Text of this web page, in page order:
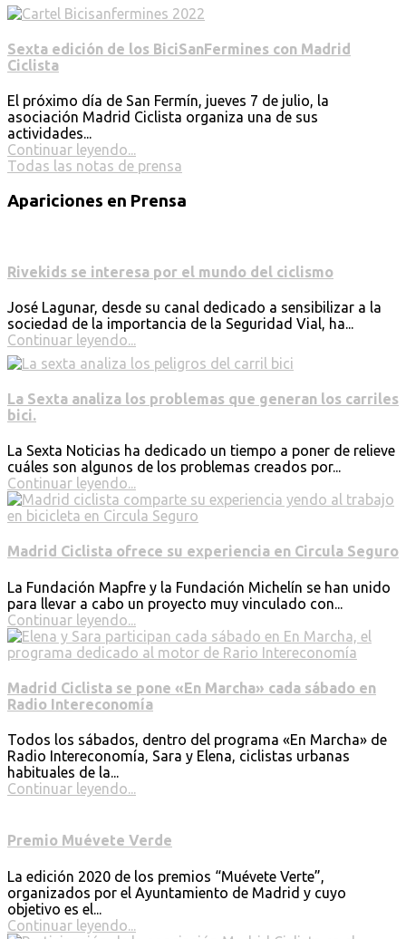
Sexta edición de los BiciSanFermines con Madrid
Ciclista
El próximo día de San Fermín, jueves 7 de julio, la
asociación Madrid Ciclista organiza una de sus
actividades...
Continuar leyendo...
Todas las notas de prensa
Apariciones en Prensa
Rivekids se interesa por el mundo del ciclismo
José Lagunar, desde su canal dedicado a sensibilizar a la
sociedad de la importancia de la Seguridad Vial, ha...
Continuar leyendo...
La Sexta analiza los problemas que generan los carriles
bici.
La Sexta Noticias ha dedicado un tiempo a poner de relieve
cuáles son algunos de los problemas creados por...
Continuar leyendo...
Madrid Ciclista ofrece su experiencia en Circula Seguro
La Fundación Mapfre y la Fundación Michelín se han unido
para llevar a cabo un proyecto muy vinculado con...
Continuar leyendo...
Madrid Ciclista se pone «En Marcha» cada sábado en
Radio Intereconomía
Todos los sábados, dentro del programa «En Marcha» de
Radio Intereconomía, Sara y Elena, ciclistas urbanas
habituales de la...
Continuar leyendo...
Premio Muévete Verde
La edición 2020 de los premios “Muévete Verte”,
organizados por el Ayuntamiento de Madrid y cuyo
objetivo es el...
Continuar leyendo...